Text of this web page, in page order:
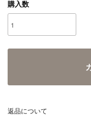
購入数
返品について